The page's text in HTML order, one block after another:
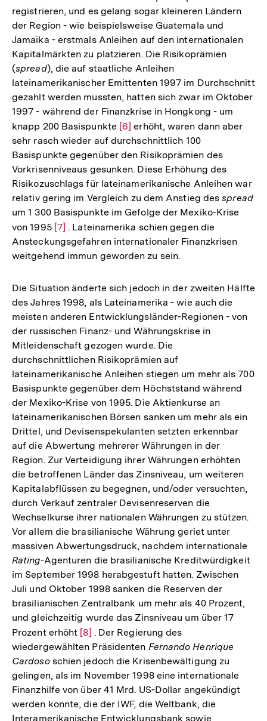
registrieren, und es gelang sogar kleineren Ländern
der Region - wie beispielsweise Guatemala und
Jamaika - erstmals Anleihen auf den internationalen
Kapitalmärkten zu platzieren. Die Risikoprämien
(spread), die auf staatliche Anleihen
lateinamerikanischer Emittenten 1997 im Durchschnitt
gezahlt werden mussten, hatten sich zwar im Oktober
1997 - während der Finanzkrise in Hongkong - um
knapp 200 Basispunkte Zur
Auflösung
der
Fußnote
[6] erhöht, waren dann aber
sehr rasch wieder auf durchschnittlich 100
Basispunkte gegenüber den Risikoprämien des
Vorkrisenniveaus gesunken. Diese Erhöhung des
Risikozuschlags für lateinamerikanische Anleihen war
relativ gering im Vergleich zu dem Anstieg desspread
um 1 300 Basispunkte im Gefolge der Mexiko-Krise
von 1995 Zur
Auflösung
der
[7] . Lateinamerika schien gegen die
Ansteckungsgefahren internationaler Finanzkrisen
weitgehend immun geworden zu sein.
Die Situation änderte sich jedoch in der zweiten Hälfte
des Jahres 1998, als Lateinamerika - wie auch die
meisten anderen Entwicklungsländer-Regionen - von
der russischen Finanz- und Währungskrise in
Mitleidenschaft gezogen wurde. Die
durchschnittlichen Risikoprämien auf
lateinamerikanische Anleihen stiegen um mehr als 700
Basispunkte gegenüber dem Höchststand während
der Mexiko-Krise von 1995. Die Aktienkurse an
lateinamerikanischen Börsen sanken um mehr als ein
Drittel, und Devisenspekulanten setzten erkennbar
auf die Abwertung mehrerer Währungen in der
Region. Zur Verteidigung ihrer Währungen erhöhten
die betroffenen Länder das Zinsniveau, um weiteren
Kapitalabflüssen zu begegnen, und/oder versuchten,
durch Verkauf zentraler Devisenreserven die
Wechselkurse ihrer nationalen Währungen zu stützen.
Vor allem die brasilianische Währung geriet unter
massiven Abwertungsdruck, nachdem internationale
Rating-Agenturen die brasilianische Kreditwürdigkeit
im September 1998 herabgestuft hatten. Zwischen
Juli und Oktober 1998 sanken die Reserven der
brasilianischen Zentralbank um mehr als 40 Prozent,
und gleichzeitig wurde das Zinsniveau um über 17
Prozent erhöht Zur
Auflösung
der
Fußnote
[8] . Der Regierung des
wiedergewählten Präsidenten Fernando Henrique
Cardososchien jedoch die Krisenbewältigung zu
gelingen, als im November 1998 eine internationale
Finanzhilfe von über 41 Mrd. US-Dollar angekündigt
werden konnte, die der IWF, die Weltbank, die
Interamerikanische Entwicklungsbank sowie